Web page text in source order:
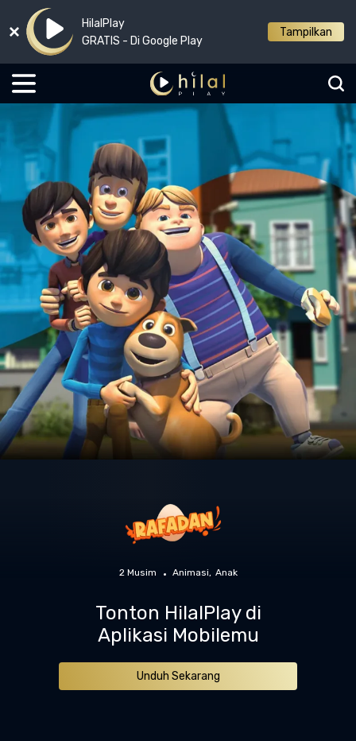
HilalPlay
GRATIS - Di Google Play
Tampilkan
2 Musim Animasi Anak
Tonton HilalPlay di
Aplikasi Mobilemu
Unduh Sekarang